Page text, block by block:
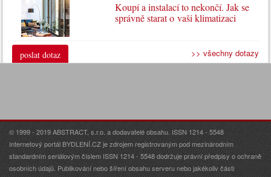
Koupí a instalací to nekončí. Jak se
správně starat o vaši klimatizaci
poslat dotaz >> všechny dotazy
© 1999 - 2019 ABSTRACT, s.r.o. a dodavatelé obsahu. ISSN 1214 - 5548
Internetový portál BYDLENÍ.CZ je zdrojem registrovaným pod mezinárodním
standardním seriálovým číslem ISSN 1214 - 5548 dodržuje právní předpisy o ochraně
osobních údajů. Publikování nebo šíření obsahu serveru nebo jakékoliv části